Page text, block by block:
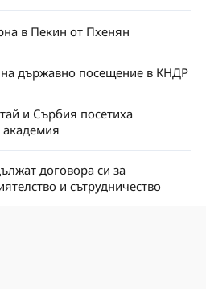
в Пекин от Пхенян
държавно посещение в КНДР
и Сърбия посетиха
академия
договора си за
и сътрудничество